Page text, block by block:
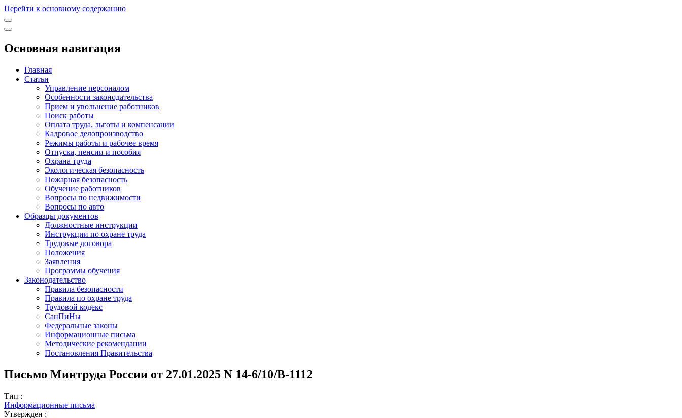
Перейти к основному содержанию
Основная навигация
Главная
Статьи
Управление персоналом
Особенности законодательства
Прием и увольнение работников
Поиск работы
Оплата труда, льготы и компенсации
Кадровое делопроизводство
Режимы работы и рабочее время
Отпуска, пенсии и пособия
Охрана труда
Экологическая безопасность
Пожарная безопасность
Обучение работников
Вопросы по недвижимости
Вопросы по авто
Образцы документов
Должностные инструкции
Инструкции по охране труда
Трудовые договора
Положения
Заявления
Программы обучения
Законодательство
Правила безопасности
Правила по охране труда
Трудовой кодекс
СанПиНы
Федеральные законы
Информационные письма
Методические рекомендации
Постановления Правительства
Письмо Минтруда России от 27.01.2025 N 14-6/10/В-1112
Тип :
Информационные письма
Утвержден :